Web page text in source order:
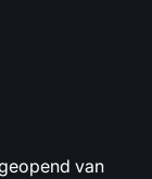
van